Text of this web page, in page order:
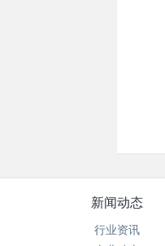
新闻动态
行业资讯